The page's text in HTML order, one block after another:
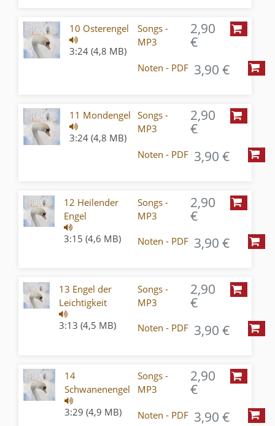
10 Osterengel
3:24 (4,8 MB)
Songs -
MP3
2,90
€
Noten - PDF 3,90 €
11 Mondengel
3:24 (4,8 MB)
Songs -
MP3
2,90
€
Noten - PDF 3,90 €
12 Heilender
Engel
3:15 (4,6 MB)
Songs -
MP3
2,90
€
Noten - PDF 3,90 €
13 Engel der
Leichtigkeit
3:13 (4,5 MB)
Songs -
MP3
2,90
€
Noten - PDF 3,90 €
14
Schwanenengel
3:29 (4,9 MB)
Songs -
MP3
2,90
€
Noten - PDF 3,90 €